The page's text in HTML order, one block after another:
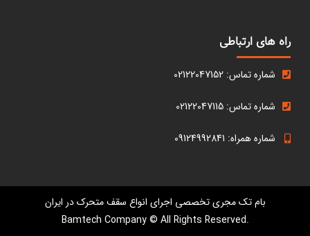
راه های ارتباطی
شماره تماس: 02122047152
شماره تماس: 02122047115
شماره همراه: 09124992841
بام تک مجری تخصصی اجرای انواع سقف متحرک در ایران
.Bamtech Company © All Rights Reserved